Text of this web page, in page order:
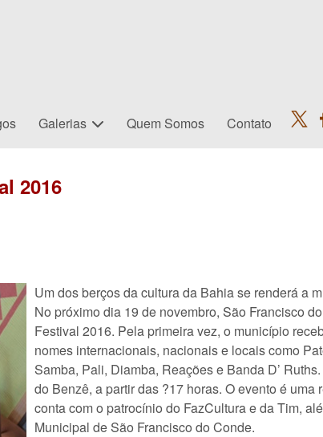
Galerias Quem Somos Contato
2016
Um dos berços da cultura da Bahia se renderá a
No próximo dia 19 de novembro, São Francisco
Festival 2016. Pela primeira vez, o município
nomes internacionais, nacionais e locais como
Samba, Pali, Diamba, Reações e Banda D’
do Benzê, a partir das ?17 horas. O evento é
conta com o patrocínio do FazCultura e da Tim,
Municipal de São Francisco do Conde.